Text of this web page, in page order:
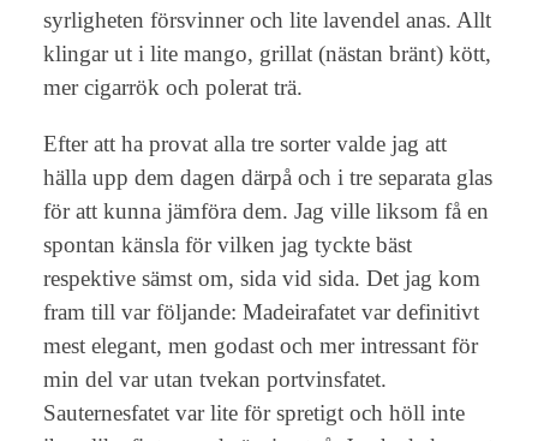
syrligheten försvinner och lite lavendel anas. Allt
klingar ut i lite mango, grillat (nästan bränt) kött,
mer cigarrök och polerat trä.
Efter att ha provat alla tre sorter valde jag att
hälla upp dem dagen därpå och i tre separata glas
för att kunna jämföra dem. Jag ville liksom få en
spontan känsla för vilken jag tyckte bäst
respektive sämst om, sida vid sida. Det jag kom
fram till var följande: Madeirafatet var definitivt
mest elegant, men godast och mer intressant för
min del var utan tvekan portvinsfatet.
Sauternesfatet var lite för spretigt och höll inte